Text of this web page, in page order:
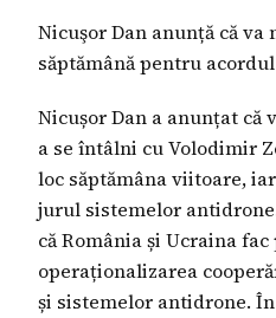
Nicuşor Dan anunță că va
săptămână pentru
Nicușor Dan a anunțat că
a se întâlni cu Volodimir
loc săptămâna viitoare,
jurul sistemelor
că România și Ucraina
operaționalizarea
și sistemelor antidrone.